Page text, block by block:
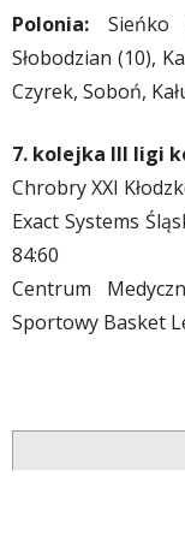
Polonia: Sieńko
Słobodzian (10),
Czyrek, Soboń,
7. kolejka III ligi
Chrobry XXI
Exact Systems
84:60
Centrum
Sportowy Basket